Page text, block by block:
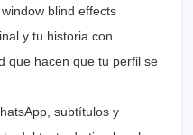
blind effects
y tu historia con
que hacen que tu perfil se
subtítulos y